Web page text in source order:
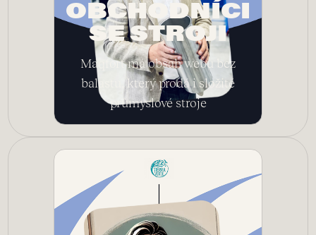
OBCHODNÍCI
SE STROJI
Maqfort má obsah webu bez
balastu, který prodá i složité
průmyslové stroje